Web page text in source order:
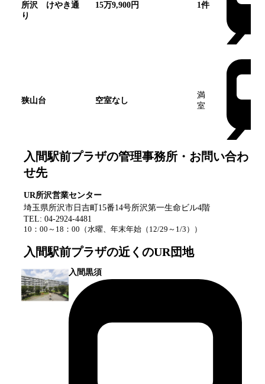
所沢 けやき通
り
15万9,900円 1件
狭山台 空室なし
満
室
入間駅前プラザの管理事務所・お問い合わ
せ先
UR所沢営業センター
埼玉県所沢市日吉町15番14号所沢第一生命ビル4階
TEL: 04-2924-4481
10：00～18：00 （水曜、年末年始（12/29～1/3） ）
入間駅前プラザの近くのUR団地
入間黒須